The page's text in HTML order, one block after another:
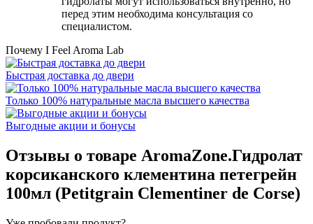
перед этим необходима консультация со
специалистом.
Почему I Feel Aroma Lab
Быстрая доставка до двери
Только 100% натуральные масла высшего качества
Выгодные акции и бонусы
Отзывы о товаре AromaZone.Гидролат
корсиканского клементина петегрейн
100мл (Petitgrain Clementiner de Corse)